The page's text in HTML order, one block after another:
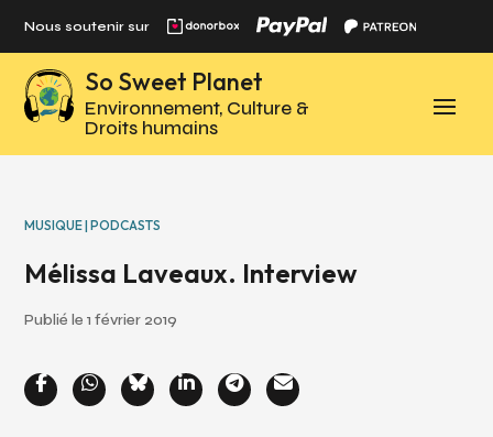
Nous soutenir sur
So Sweet Planet
Environnement, Culture &
Droits humains
MUSIQUE | PODCASTS
Mélissa Laveaux. Interview
Publié le 1 février 2019
Panneau de gestion des cookies